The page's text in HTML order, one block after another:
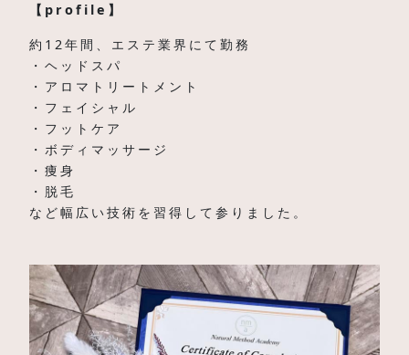
【profile】
約12年間、エステ業界にて勤務
・ヘッドスパ
・アロマトリートメント
・フェイシャル
・フットケア
・ボディマッサージ
・痩身
・脱毛
など幅広い技術を習得して参りました。